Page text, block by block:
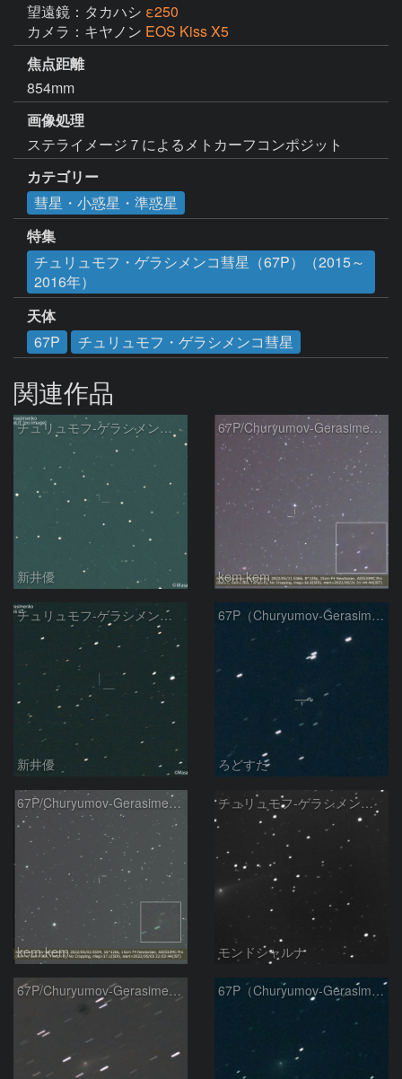
望遠鏡：タカハシ ε250
カメラ：キヤノン EOS Kiss X5
焦点距離
854mm
画像処理
ステライメージ７によるメトカーフコンポジット
カテゴリー
彗星・小惑星・準惑星
特集
チュリュモフ・ゲラシメンコ彗星（67P）（2015～
2016年）
天体
67P
チュリュモフ・ゲラシメンコ彗星
関連作品
チュリュモフ-ゲラシメンコ彗星( 67P)の予報位置：2024/06/21
新井優
67P/Churyumov-Gerasimenko
kem.kem
チュリュモフ-ゲラシメンコ彗星( 67P)：2022/05/03
新井優
67P（Churyumov-Gerasimenko）
ろどすた
67P/Churyumov-Gerasimenko
kem.kem
チュリュモフ‐ゲラシメンコ彗星
モンドシャルナ
67P/Churyumov-Gerasimenko彗星 67P（Churyumov-Gerasimenko）